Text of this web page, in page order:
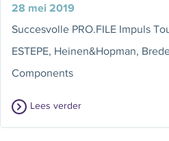
28 mei 2019
Succesvolle PRO.FILE Impuls
ESTEPE, Heinen&Hopman,
Components
Lees verder